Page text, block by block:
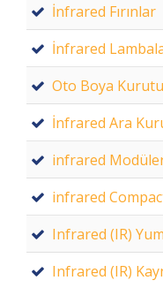
İnfrared Fırınlar
İnfrared
Oto Boya
İnfrared Ara
infrared
infrared
Infrared (IR)
Infrared (IR)